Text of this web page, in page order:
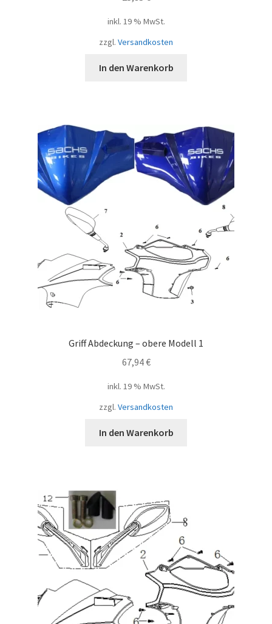
inkl. 19 % MwSt.
zzgl. Versandkosten
In den Warenkorb
Griff Abdeckung – obere Modell 1
67,94€
inkl. 19 % MwSt.
zzgl. Versandkosten
In den Warenkorb